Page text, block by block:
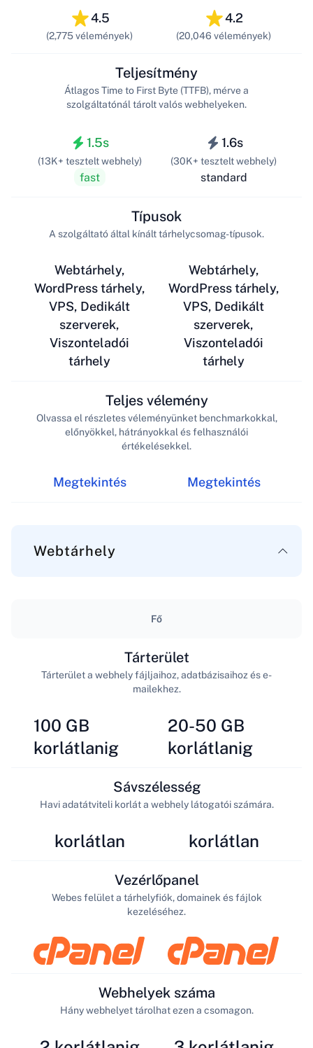
4.5
(2,775 vélemények)
4.2
(20,046 vélemények)
1.5s
(13K+ tesztelt webhely)
fast
Teljesítmény
Átlagos Time to First Byte (TTFB), mérve a
szolgáltatónál tárolt valós webhelyeken.
1.6s
(30K+ tesztelt webhely)
standard
Webtárhely,
WordPress tárhely,
VPS, Dedikált
szerverek,
Viszonteladói
tárhely
Típusok
A szolgáltató által kínált tárhelycsomag-típusok.
Webtárhely,
WordPress tárhely,
VPS, Dedikált
szerverek,
Viszonteladói
tárhely
Megtekintés
Teljes vélemény
Olvassa el részletes véleményünket benchmarkokkal,
előnyökkel, hátrányokkal és felhasználói
értékelésekkel.
Megtekintés
Webtárhely
Fő
100 GB
korlátlanig
Tárterület
Tárterület a webhely fájljaihoz, adatbázisaihoz és e-
mailekhez.
20-50 GB
korlátlanig
korlátlan
Sávszélesség
Havi adatátviteli korlát a webhely látogatói számára.
korlátlan
Vezérlőpanel
Webes felület a tárhelyfiók, domainek és fájlok
kezeléséhez.
Webhelyek száma
Hány webhelyet tárolhat ezen a csomagon.